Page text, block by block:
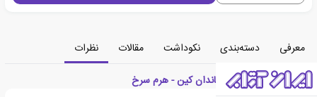
معرفی دسته‌بندی نکوداشت مقالات
نظرات
معرفی کتاب خاطرات خاندان کین - هرم سرخ